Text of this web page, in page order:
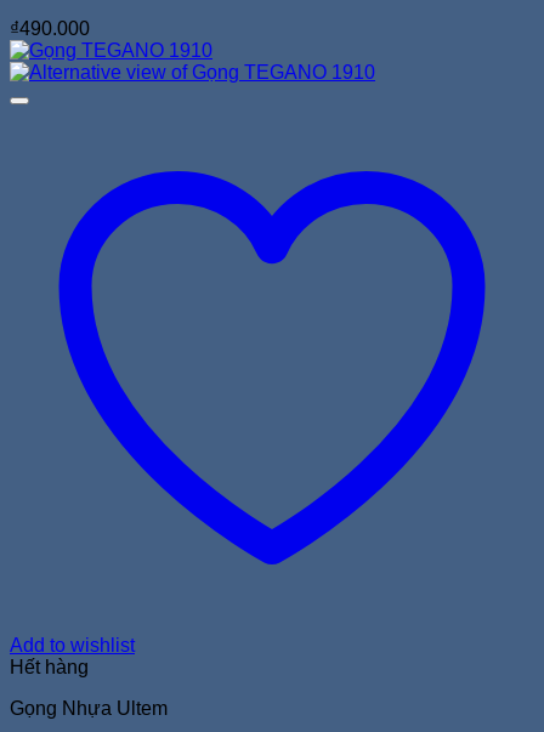
₫490.000
Add to wishlist
Hết hàng
Gọng Nhựa Ultem